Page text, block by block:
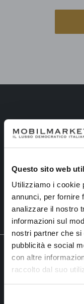
Questo sito web
Utilizziamo i cookie
annunci, per fornire
analizzare il nostro
informazioni sul
nostri partner che
pubblicità e social
con altre
raccolto dal suo
Solo
MOBILMARKET - IL LUSSO
Lavoriamo per rendere
confortevole. Crediamo
vivere, con i propri cari,
SHOP